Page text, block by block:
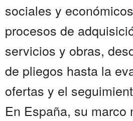
sociales y
procesos de
servicios y obras,
de pliegos hasta la
ofertas y el
En España, su marco